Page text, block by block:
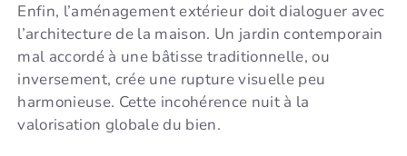
Enfin, l’aménagement extérieur doit dialoguer avec
l’architecture de la maison. Un jardin contemporain
mal accordé à une bâtisse traditionnelle, ou
inversement, crée une rupture visuelle peu
harmonieuse. Cette incohérence nuit à la
valorisation globale du bien.